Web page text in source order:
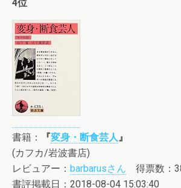
4位
書籍： 『変身・断食芸人』
(カフカ/岩波書店)
レビュアー： barbarusさん 得票数：
書評掲載日：2018-08-04 15:03:40